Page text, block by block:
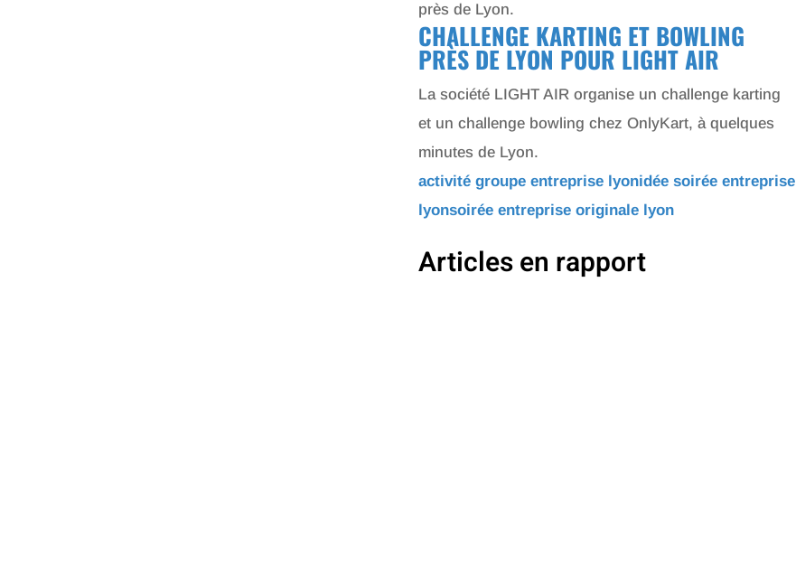
près de Lyon.
CHALLENGE KARTING ET BOWLING
PRÈS DE LYON POUR LIGHT AIR
La société LIGHT AIR organise un challenge karting
et un challenge bowling chez OnlyKart, à quelques
minutes de Lyon.
activité groupe entreprise lyonidée soirée entreprise
lyonsoirée entreprise originale lyon
Articles en rapport